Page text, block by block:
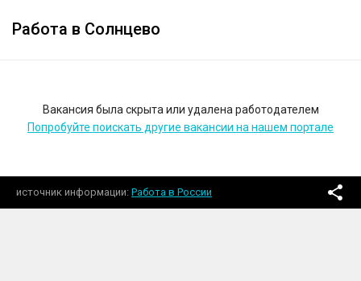
Работа в Солнцево
Вакансия была скрыта или удалена работодателем
Попробуйте поискать другие вакансии на нашем портале
источник информации Работа в России